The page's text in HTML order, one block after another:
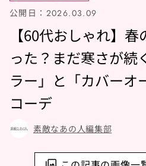
公開日： 2026.03.09
【60代おしゃれ】
った？まだ寒さが続
ラー」と「カバーオ
コーデ
素敵なあの人編集部